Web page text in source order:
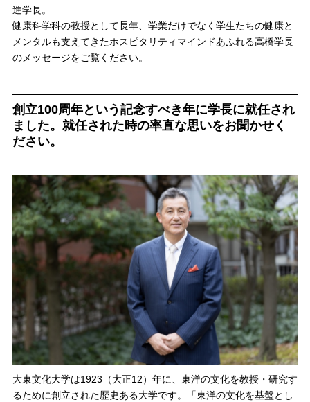
進学長。
健康科学科の教授として長年、学業だけでなく学生たちの健康と
メンタルも支えてきたホスピタリティマインドあふれる高橋学長
のメッセージをご覧ください。
創立100周年という記念すべき年に学長に就任され
ました。就任された時の率直な思いをお聞かせく
ださい。
大東文化大学は1923（大正12）年に、東洋の文化を教授・研究す
るために創立された歴史ある大学です。「東洋の文化を基盤とし